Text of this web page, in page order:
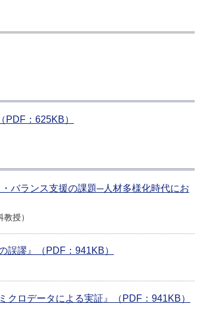
：625KB）
バランス支援の課題─人材多様化時代にお
授）
誤謬』（PDF：941KB）
ロデータによる実証』（PDF：941KB）